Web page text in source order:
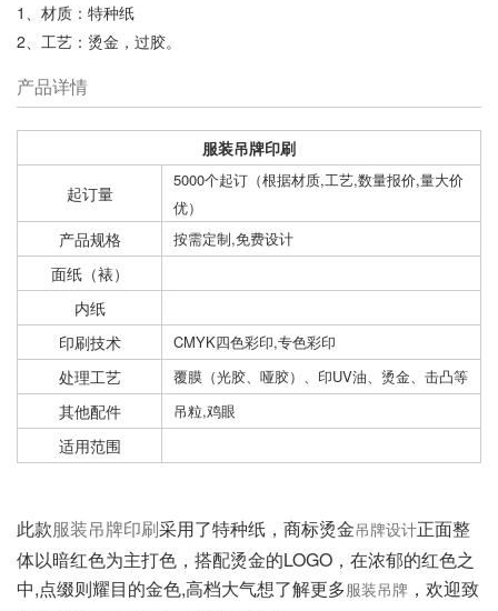
1、材质：特种纸
2、工艺：烫金，过胶。
产品详情
服装吊牌印刷
起订量
5000个起订（根据材质,工艺,数量报价,量大价
优）
产品规格 按需定制,免费设计
面纸（裱）
内纸
印刷技术
CMYK四色彩印,专色彩印
处理工艺 覆膜（光胶、哑胶）、印UV油、烫金、击凸等
其他配件 吊粒,鸡眼
适用范围
此款服装吊牌印刷采用了特种纸，商标烫金吊牌设计正面整
体以暗红色为主打色，搭配烫金的LOGO，在浓郁的红色之
中,点缀则耀目的金色,高档大气想了解更多服装吊牌 ，欢迎致